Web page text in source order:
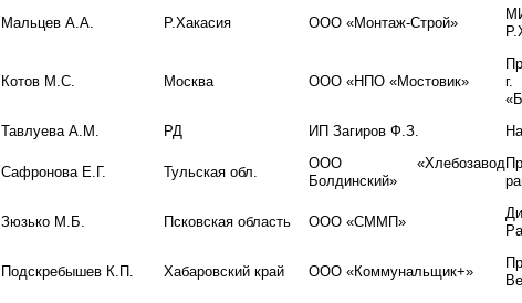
Мальцев А.А. Р.Хакасия ООО «Монтаж-Строй»
Котов М.С. Москва ООО «НПО «Мостовик»
Тавлуева А.М.
РД ИП Загиров Ф.З.
Сафронова Е.Г. Тульская обл.
ООО «Хлебозавод
Болдинский»
Зюзько М.Б. Псковская область ООО «СММП»
Подскребышев К.П. Хабаровский край ООО «Коммунальщик+»